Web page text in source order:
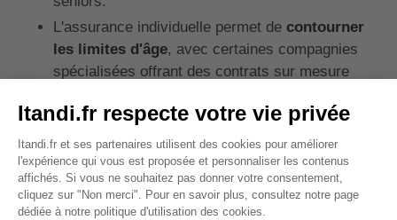
L'assurance individuelle permet de contourner
les limites d'âge, avec certaines compagnies
spécialisées offrant des contrats sur mesure
couverture décès jusqu'à 90 ans.
🚨Attention :les organismes traditionnels
fixent généralement l'âge limite de
souscription à 75 ans et excluent certaines